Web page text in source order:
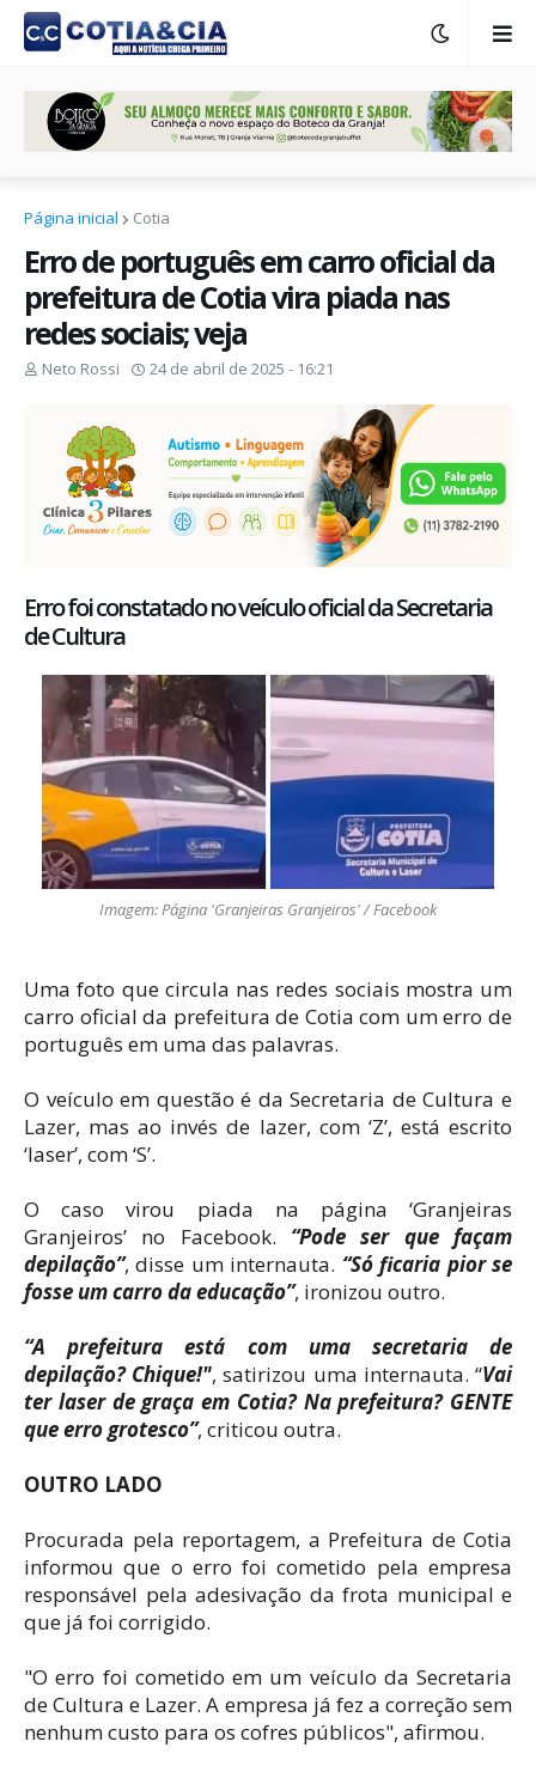
Página inicial Cotia
Erro de português em carro oficial da
prefeitura de Cotia vira piada nas
redes sociais; veja
Neto Rossi 24 de abril de 2025 - 16:21
Erro foi constatado no veículo oficial da Secretaria
de Cultura
Imagem: Página 'Granjeiras Granjeiros' / Facebook
Uma foto que circula nas redes sociais mostra um
carro oficial da prefeitura de Cotia com um erro de
português em uma das palavras.
O veículo em questão é da Secretaria de Cultura e
Lazer, mas ao invés de lazer, com ‘Z’, está escrito
‘laser’, com ‘S’.
O caso virou piada na página ‘Granjeiras
Granjeiros’ no Facebook. “Pode ser que façam
depilação”, disse um internauta. “Só ficaria pior se
fosse um carro da educação”, ironizou outro.
“A prefeitura está com uma secretaria de
depilação? Chique!", satirizou uma internauta. “Vai
ter laser de graça em Cotia? Na prefeitura? GENTE
que erro grotesco”, criticou outra.
OUTRO LADO
Procurada pela reportagem, a Prefeitura de Cotia
informou que o erro foi cometido pela empresa
responsável pela adesivação da frota municipal e
que já foi corrigido.
"O erro foi cometido em um veículo da Secretaria
de Cultura e Lazer. A empresa já fez a correção sem
nenhum custo para os cofres públicos", afirmou.